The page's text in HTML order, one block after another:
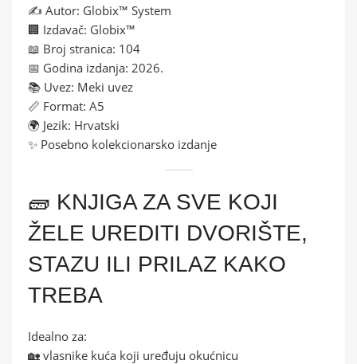
✍️ Autor: Globix™ System
🏢 Izdavač: Globix™
📖 Broj stranica: 104
📅 Godina izdanja: 2026.
📚 Uvez: Meki uvez
📏 Format: A5
🌍 Jezik: Hrvatski
✨ Posebno kolekcionarsko izdanje
🧱 KNJIGA ZA SVE KOJI
ŽELE UREDITI DVORIŠTE,
STAZU ILI PRILAZ KAKO
TREBA
Idealno za:
🏡 vlasnike kuća koji uređuju okućnicu